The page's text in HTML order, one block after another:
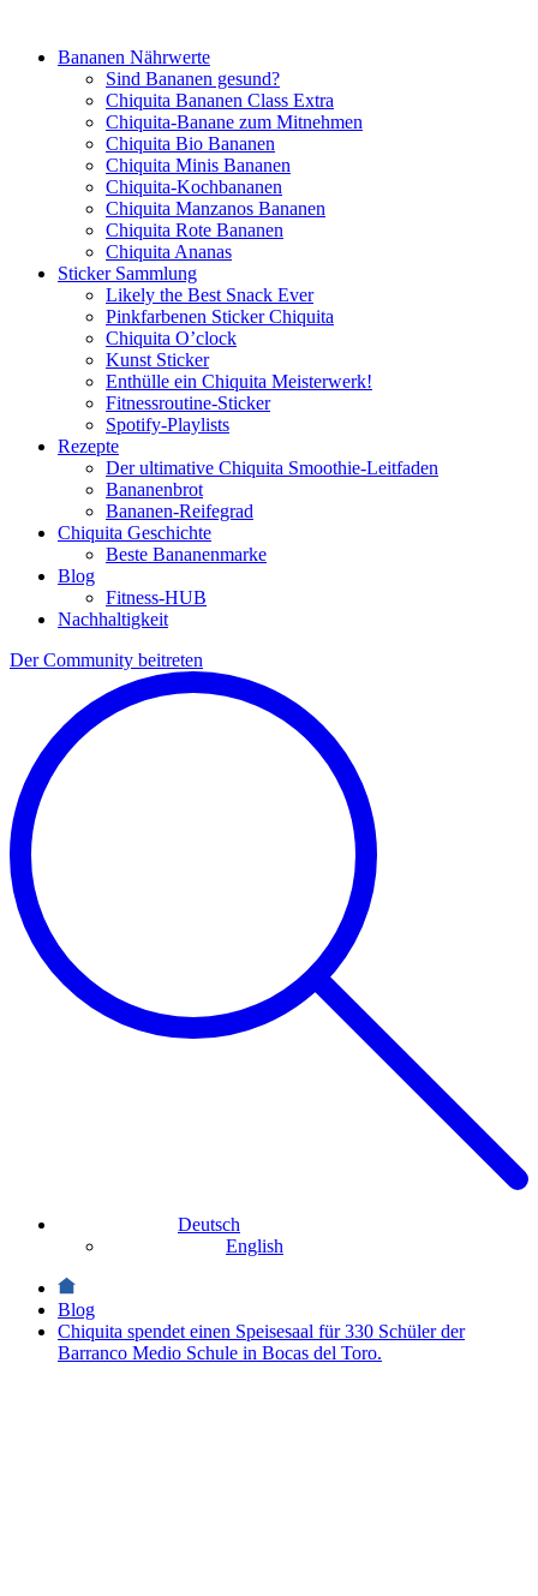
Bananen Nährwerte
Sind Bananen gesund?
Chiquita Bananen Class Extra
Chiquita-Banane zum Mitnehmen
Chiquita Bio Bananen
Chiquita Minis Bananen
Chiquita-Kochbananen
Chiquita Manzanos Bananen
Chiquita Rote Bananen
Chiquita Ananas
Sticker Sammlung
Likely the Best Snack Ever
Pinkfarbenen Sticker Chiquita
Chiquita O’clock
Kunst Sticker
Enthülle ein Chiquita Meisterwerk!
Fitnessroutine-Sticker
Spotify-Playlists
Rezepte
Der ultimative Chiquita Smoothie-Leitfaden
Bananenbrot
Bananen-Reifegrad
Chiquita Geschichte
Beste Bananenmarke
Blog
Fitness-HUB
Nachhaltigkeit
Der Community beitreten
Deutsch
English
Blog
Chiquita spendet einen Speisesaal für 330 Schüler der
Barranco Medio Schule in Bocas del Toro.